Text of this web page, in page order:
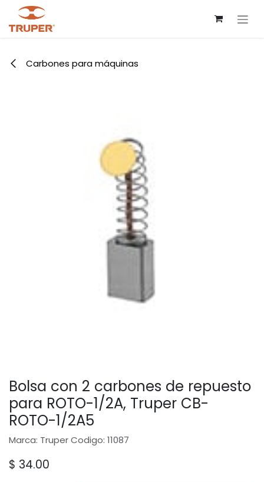
Ir al contenido
Carbones para máquinas
Bolsa con 2 carbones de repuesto
para ROTO-1/2A, Truper CB-
ROTO-1/2A5
Marca: Truper Codigo: 11087
$ 34.00